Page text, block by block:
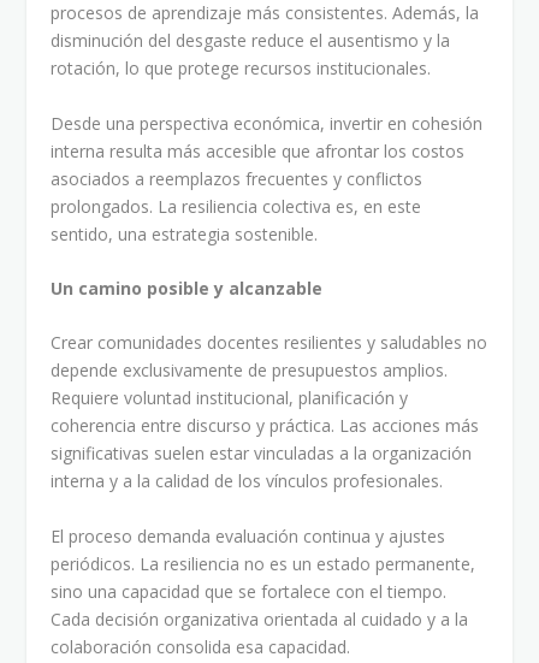
procesos de aprendizaje más consistentes. Además, la
disminución del desgaste reduce el ausentismo y la
rotación, lo que protege recursos institucionales.
Desde una perspectiva económica, invertir en cohesión
interna resulta más accesible que afrontar los costos
asociados a reemplazos frecuentes y conflictos
prolongados. La resiliencia colectiva es, en este
sentido, una estrategia sostenible.
Un camino posible y alcanzable
Crear comunidades docentes resilientes y saludables no
depende exclusivamente de presupuestos amplios.
Requiere voluntad institucional, planificación y
coherencia entre discurso y práctica. Las acciones más
significativas suelen estar vinculadas a la organización
interna y a la calidad de los vínculos profesionales.
El proceso demanda evaluación continua y ajustes
periódicos. La resiliencia no es un estado permanente,
sino una capacidad que se fortalece con el tiempo.
Cada decisión organizativa orientada al cuidado y a la
colaboración consolida esa capacidad.